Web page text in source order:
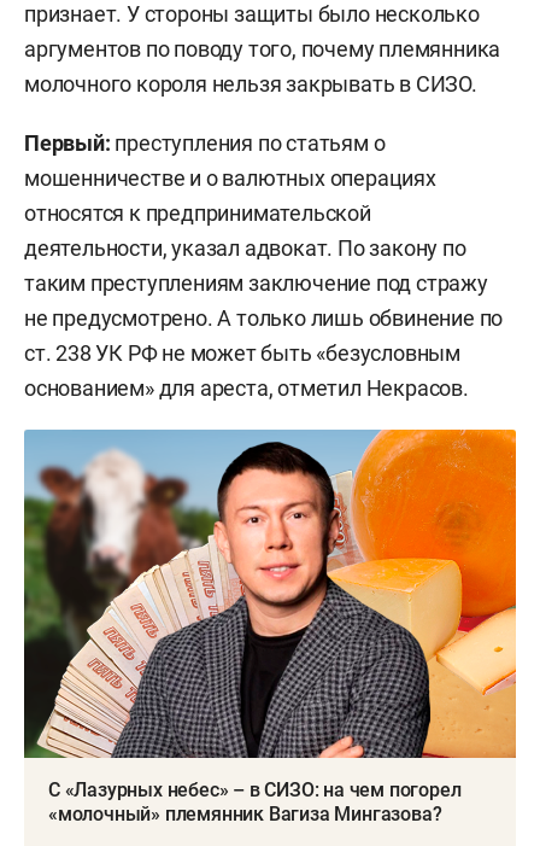
признает. У стороны защиты было несколько
аргументов по поводу того, почему племянника
молочного короля нельзя закрывать в СИЗО.
Первый: преступления по статьям о
мошенничестве и о валютных операциях
относятся к предпринимательской
деятельности, указал адвокат. По закону по
таким преступлениям заключение под стражу
не предусмотрено. А только лишь обвинение по
ст. 238 УК РФ не может быть «безусловным
основанием» для ареста, отметил Некрасов.
С «Лазурных небес» – в СИЗО: на чем погорел
«молочный» племянник Вагиза Мингазова?